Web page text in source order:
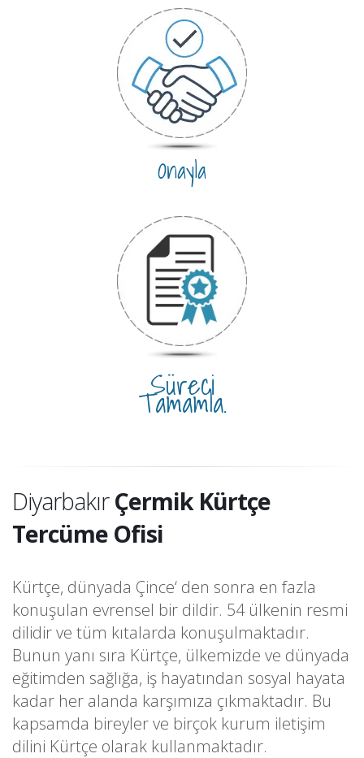
Onayla
Süreci
Tamamla.
DiyarbakırÇermik Kürtçe
Tercüme Ofisi
Kürtçe, dünyada Çince‘ den sonra en fazla
konuşulan evrensel bir dildir. 54 ülkenin resmi
dilidir ve tüm kıtalarda konuşulmaktadır.
Bunun yanı sıra Kürtçe, ülkemizde ve dünyada
eğitimden sağlığa, iş hayatından sosyal hayata
kadar her alanda karşımıza çıkmaktadır. Bu
kapsamda bireyler ve birçok kurum iletişim
dilini Kürtçe olarak kullanmaktadır.